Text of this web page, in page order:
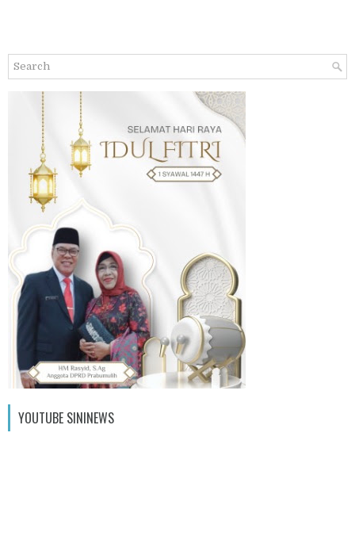
YOUTUBE SININEWS